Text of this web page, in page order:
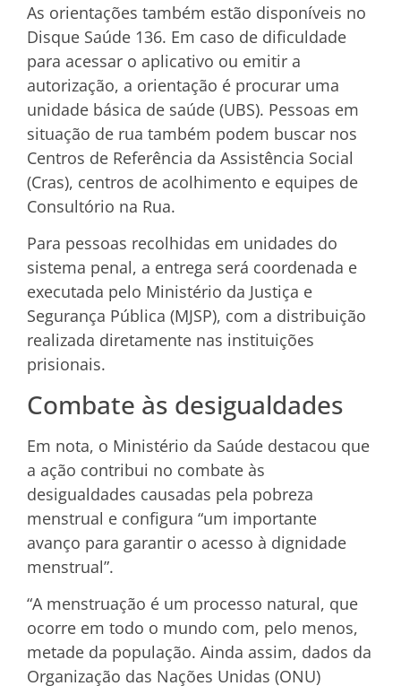
As orientações também estão disponíveis no
Disque Saúde 136. Em caso de dificuldade
para acessar o aplicativo ou emitir a
autorização, a orientação é procurar uma
unidade básica de saúde (UBS). Pessoas em
situação de rua também podem buscar nos
Centros de Referência da Assistência Social
(Cras), centros de acolhimento e equipes de
Consultório na Rua.
Para pessoas recolhidas em unidades do
sistema penal, a entrega será coordenada e
executada pelo Ministério da Justiça e
Segurança Pública (MJSP), com a distribuição
realizada diretamente nas instituições
prisionais.
Combate às desigualdades
Em nota, o Ministério da Saúde destacou que
a ação contribui no combate às
desigualdades causadas pela pobreza
menstrual e configura “um importante
avanço para garantir o acesso à dignidade
menstrual”.
“A menstruação é um processo natural, que
ocorre em todo o mundo com, pelo menos,
metade da população. Ainda assim, dados da
Organização das Nações Unidas (ONU)